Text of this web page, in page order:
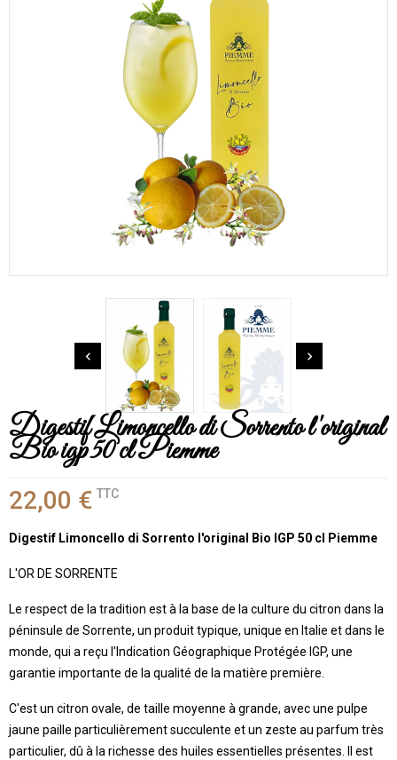
 
Digestif Limoncello di Sorrento l'original
Bio igp 50 cl Piemme
22,00 € TTC
Digestif Limoncello di Sorrento l'original Bio IGP 50 cl Piemme
L'OR DE SORRENTE
Le respect de la tradition est à la base de la culture du citron dans la
péninsule de Sorrente, un produit typique, unique en Italie et dans le
monde, qui a reçu l'Indication Géographique Protégée IGP, une
garantie importante de la qualité de la matière première.
C'est un citron ovale, de taille moyenne à grande, avec une pulpe
jaune paille particulièrement succulente et un zeste au parfum très
particulier, dû à la richesse des huiles essentielles présentes. Il est